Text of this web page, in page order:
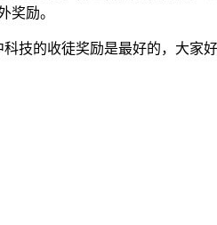
奖励。
技的收徒奖励是最好的，大家好